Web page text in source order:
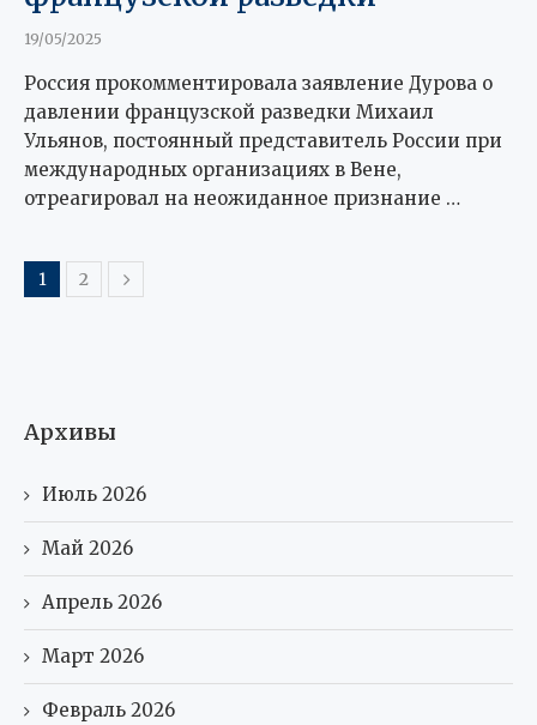
19/05/2025
Россия прокомментировала заявление Дурова о
давлении французской разведки Михаил
Ульянов, постоянный представитель России при
международных организациях в Вене,
отреагировал на неожиданное признание …
1 2
Архивы
Июль 2026
Май 2026
Апрель 2026
Март 2026
Февраль 2026